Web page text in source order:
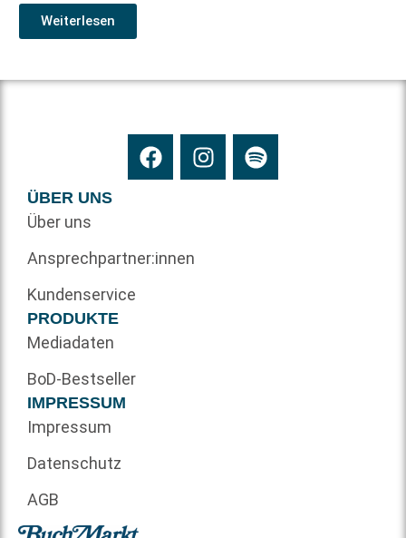
Weiterlesen
ÜBER UNS
Über uns
Ansprechpartner:innen
Kundenservice
PRODUKTE
Mediadaten
BoD-Bestseller
IMPRESSUM
Impressum
Datenschutz
AGB